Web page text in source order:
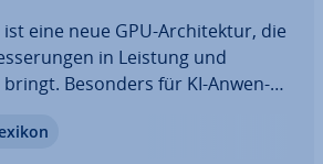
ist eine neue GPU-Ar­chi­tek­tur, die
in Leistung und
bringt. Besonders für KI-An­wen­
aber auch für Ga­me­